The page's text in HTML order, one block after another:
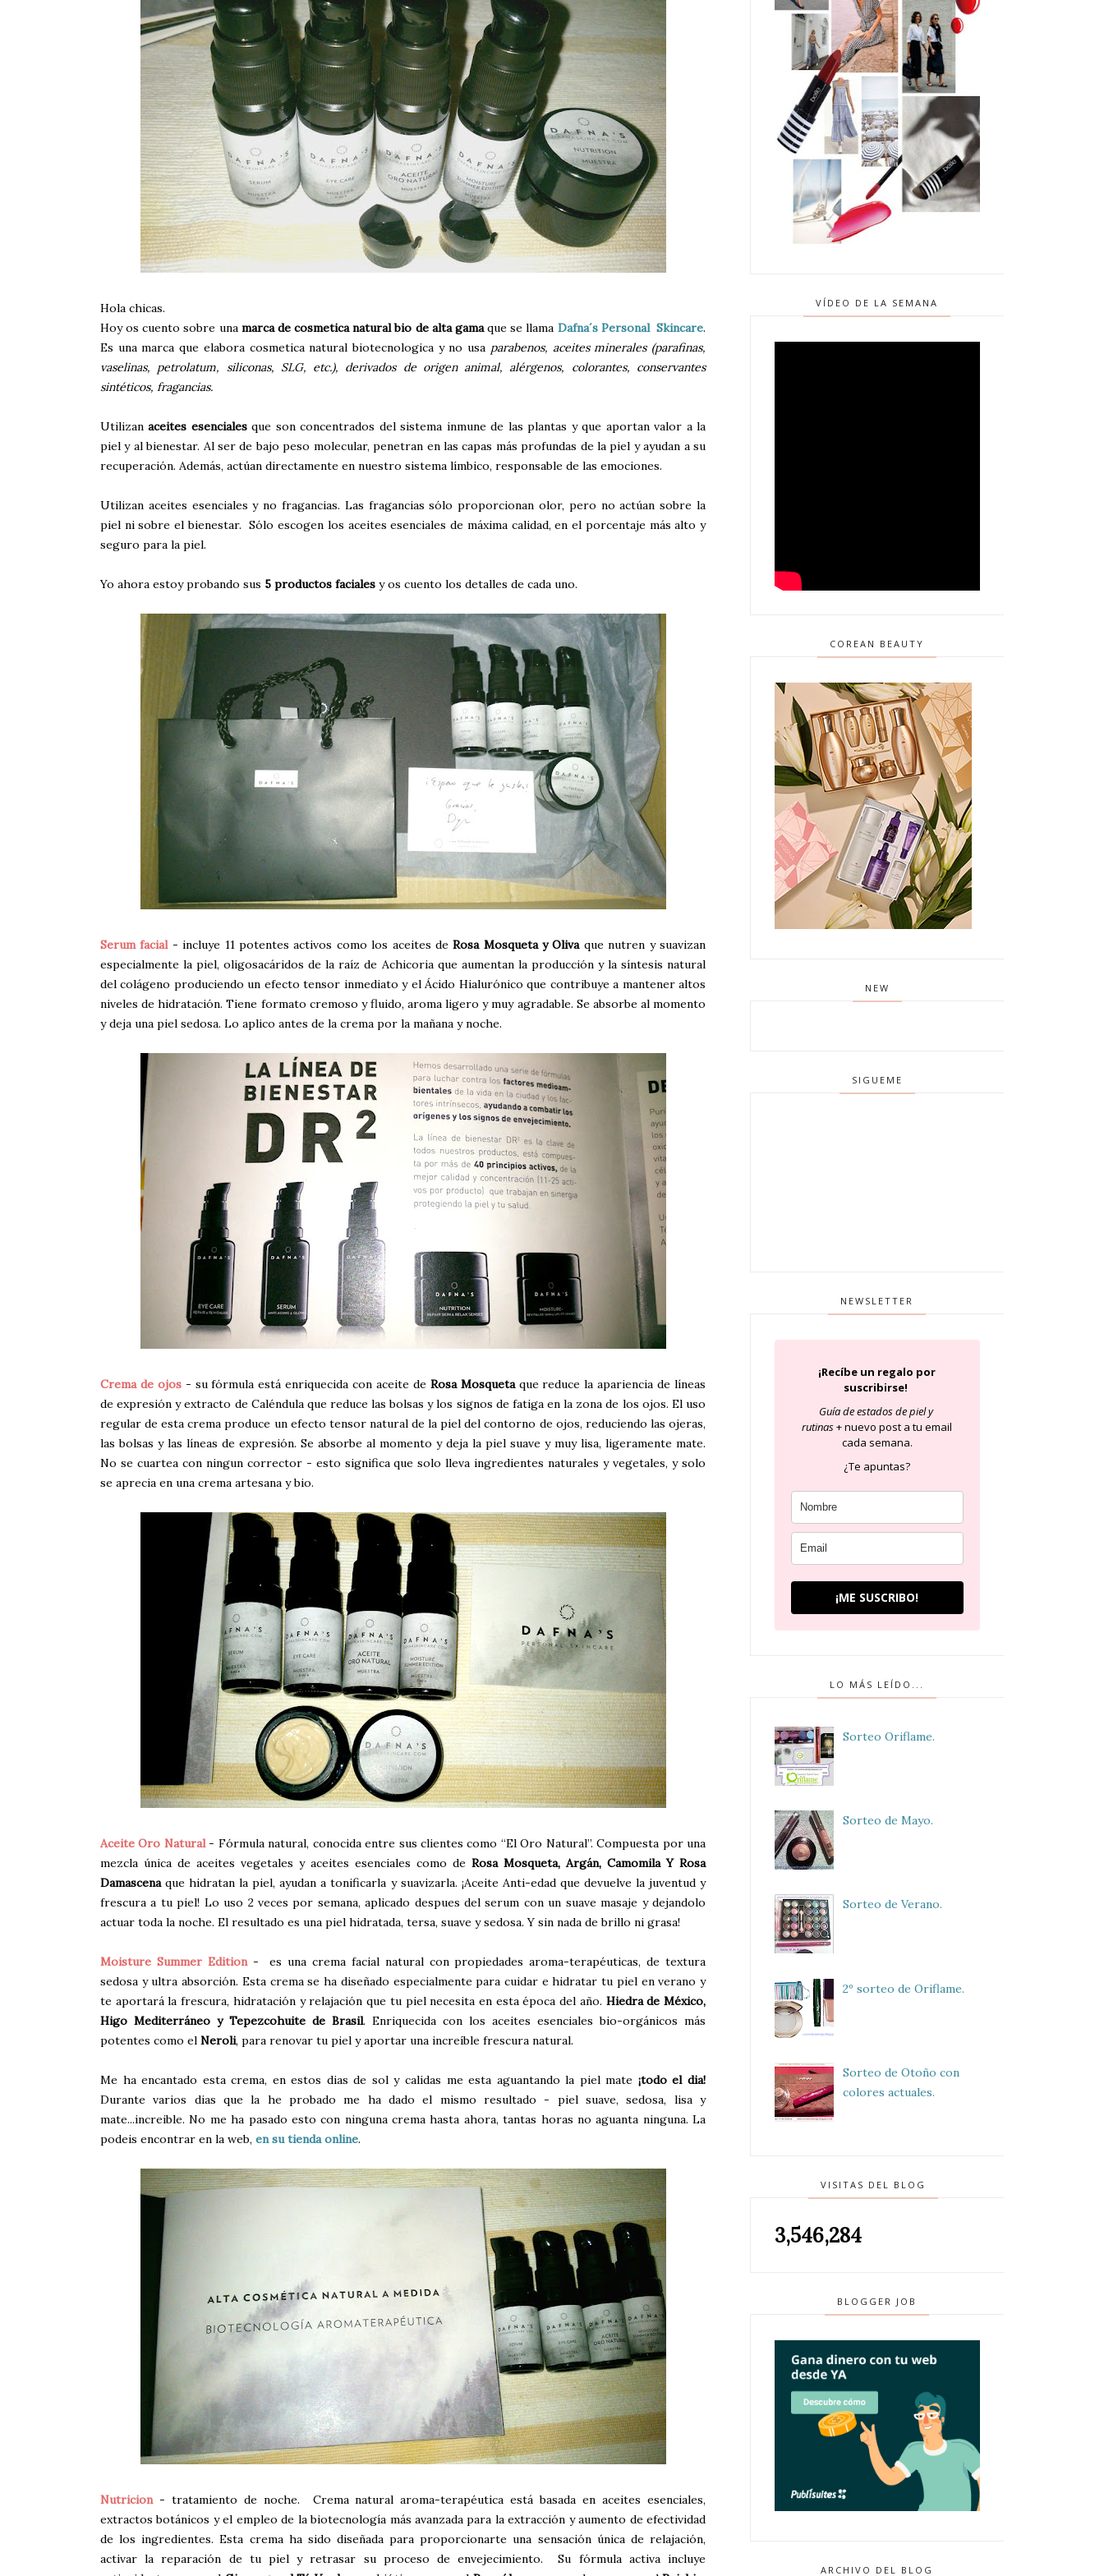
Hola chicas.
Hoy os cuento sobre unamarca de cosmetica natural bio de alta gamaque se llama Dafna´s Personal Skincare.
Es una marca que elabora cosmetica natural biotecnologica y no usa parabenos, aceites minerales (parafinas,
vaselinas, petrolatum, siliconas, SLG, etc.), derivados de origen animal, alérgenos, colorantes, conservantes
sintéticos, fragancias.
Utilizanaceites esencialesque son concentrados del sistema inmune de las plantas y que aportan valor a la
piel y al bienestar. Al ser de bajo peso molecular, penetran en las capas más profundas de la piel y ayudan a su
recuperación. Además, actúan directamente en nuestro sistema límbico, responsable de las emociones.
Utilizan aceites esenciales y no fragancias. Las fragancias sólo proporcionan olor, pero no actúan sobre la
piel ni sobre el bienestar. Sólo escogen los aceites esenciales de máxima calidad, en el porcentaje más alto y
seguro para la piel.
Yo ahora estoy probando sus 5 productos faciales y os cuento los detalles de cada uno.
Serum facial - incluye 11 potentes activos como los aceites deRosa Mosqueta y Olivaque nutren y suavizan
especialmente la piel, oligosacáridos de la raíz de Achicoria que aumentan la producción y la síntesis natural
del colágeno produciendo un efecto tensor inmediato y el Ácido Hialurónico que contribuye a mantener altos
niveles de hidratación. Tiene formato cremoso y fluido, aroma ligero y muy agradable. Se absorbe al momento
y deja una piel sedosa. Lo aplico antes de la crema por la mañana y noche.
Crema de ojos- su fórmula está enriquecida con aceite de Rosa Mosquetaque reduce la apariencia de líneas
de expresión y extracto de Caléndula que reduce las bolsas y los signos de fatiga en la zona de los ojos. El uso
regular de esta crema produce un efecto tensor natural de la piel del contorno de ojos, reduciendo las ojeras,
las bolsas y las líneas de expresión. Se absorbe al momento y deja la piel suave y muy lisa, ligeramente mate.
No se cuartea con ningun corrector - esto significa que solo lleva ingredientes naturales y vegetales, y solo
se aprecia en una crema artesana y bio.
Aceite Oro Natural - Fórmula natural, conocida entre sus clientes como “El Oro Natural”. Compuesta por una
mezcla única de aceites vegetales y aceites esenciales como de Rosa Mosqueta, Argán, Camomila Y Rosa
Damascenaque hidratan la piel, ayudan a tonificarla y suavizarla. ¡Aceite Anti-edad que devuelve la juventud y
frescura a tu piel! Lo uso 2 veces por semana, aplicado despues del serum con un suave masaje y dejandolo
actuar toda la noche. El resultado es una piel hidratada, tersa, suave y sedosa. Y sin nada de brillo ni grasa!
Moisture Summer Edition- es una crema facial natural con propiedades aroma-terapéuticas, de textura
sedosa y ultra absorción. Esta crema se ha diseñado especialmente para cuidar e hidratar tu piel en verano y
te aportará la frescura, hidratación y relajación que tu piel necesita en esta época del año. Hiedra de México,
Higo Mediterráneo y Tepezcohuite de Brasil. Enriquecida con los aceites esenciales bio-orgánicos más
potentes como el Neroli, para renovar tu piel y aportar una increíble frescura natural.
Me ha encantado esta crema, en estos dias de sol y calidas me esta aguantando la piel mate ¡todo el dia!
Durante varios dias que la he probado me ha dado el mismo resultado - piel suave, sedosa, lisa y
mate...increible. No me ha pasado esto con ninguna crema hasta ahora, tantas horas no aguanta ninguna. La
podeis encontrar en la web, en su tienda online.
Nutricion- tratamiento de noche. Crema natural aroma-terapéutica está basada en aceites esenciales,
extractos botánicos y el empleo de la biotecnología más avanzada para la extracción y aumento de efectividad
de los ingredientes. Esta crema ha sido diseñada para proporcionarte una sensación única de relajación,
activar la reparación de tu piel y retrasar su proceso de envejecimiento. Su fórmula activa incluye
VÍDEO DE LA SEMANA
COREAN BEAUTY
NEW
SIGUEME
NEWSLETTER
¡Recíbe un regalo por
suscribirse!
Guía de estados de piely
rutinas+ nuevo post a tu email
cada semana.
¿Te apuntas?
¡ME SUSCRIBO!
LO MÁS LEÍDO...
Sorteo Oriflame.
Sorteo de Mayo.
Sorteo de Verano.
2º sorteo de Oriflame.
Sorteo de Otoño con
colores actuales.
VISITAS DEL BLOG
3,546,284
BLOGGER JOB
ARCHIVO DEL BLOG